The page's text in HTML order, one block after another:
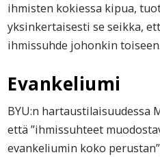
ihmisten kokiessa kipua,
yksinkertaisesti se seikka,
ihmissuhde johonkin toiseen.
Evankeliumi
BYU:n hartaustilaisuudessa
että ”ihmissuhteet
evankeliumin koko